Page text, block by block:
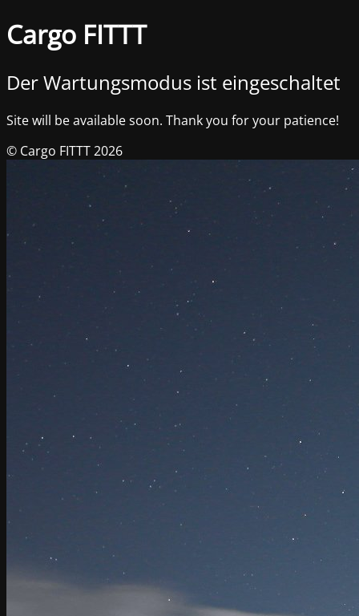
Cargo FITTT
Der Wartungsmodus ist eingeschaltet
Site will be available soon. Thank you for your patience!
© Cargo FITTT 2026